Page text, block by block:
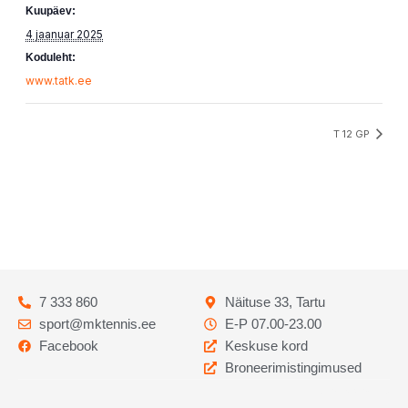
Kuupäev:
4 jaanuar 2025
Koduleht:
www.tatk.ee
T 12 GP
7 333 860
sport@mktennis.ee
Facebook
Näituse 33, Tartu
E-P 07.00-23.00
Keskuse kord
Broneerimistingimused